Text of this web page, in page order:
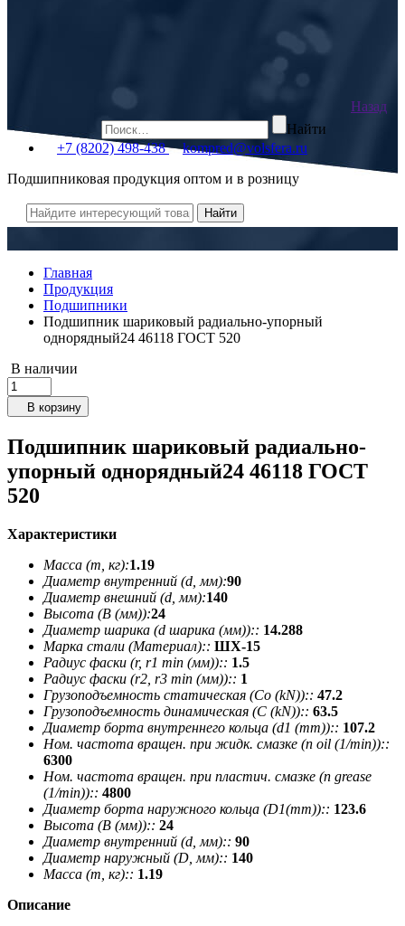
Назад
Найти
+7 (8202) 498-438
kompred@volsfera.ru
Подшипниковая продукция оптом и в розницу
Главная
Продукция
Подшипники
Подшипник шариковый радиально-упорный
однорядный24 46118 ГОСТ 520
В наличии
В корзину
Подшипник шариковый радиально-
упорный однорядный24 46118 ГОСТ
520
Характеристики
Масса (m, кг):1.19
Диаметр внутренний (d, мм):90
Диаметр внешний (d, мм):140
Высота (В (мм)):24
Диаметр шарика (d шарика (мм)):: 14.288
Марка стали (Материал):: ШХ-15
Радиус фаски (r, r1 min (мм)):: 1.5
Радиус фаски (r2, r3 min (мм)):: 1
Грузоподъемность статическая (Co (kN)):: 47.2
Грузоподъемность динамическая (C (kN)):: 63.5
Диаметр борта внутреннего кольца (d1 (mm)):: 107.2
Ном. частота вращен. при жидк. смазке (n oil (1/min))::
6300
Ном. частота вращен. при пластич. смазке (n grease
(1/min)):: 4800
Диаметр борта наружного кольца (D1(mm)):: 123.6
Высота (В (мм)):: 24
Диаметр внутренний (d, мм):: 90
Диаметр наружный (D, мм):: 140
Масса (m, кг):: 1.19
Описание